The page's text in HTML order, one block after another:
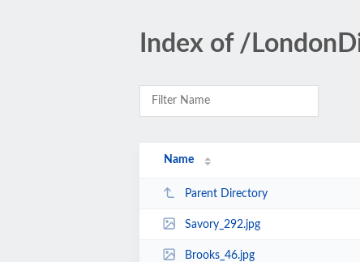
Index of /
Name
Parent Directory
Savory_292.jpg
Brooks_46.jpg